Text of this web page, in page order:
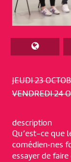
JEUDI 23
VENDREDI 24
description
Qu’est-ce que
comédien·nes
essayer de faire